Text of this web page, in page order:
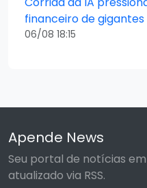
financeiro de
06/08 18:15
Apende News
Seu portal de notícias
atualizado via RSS.